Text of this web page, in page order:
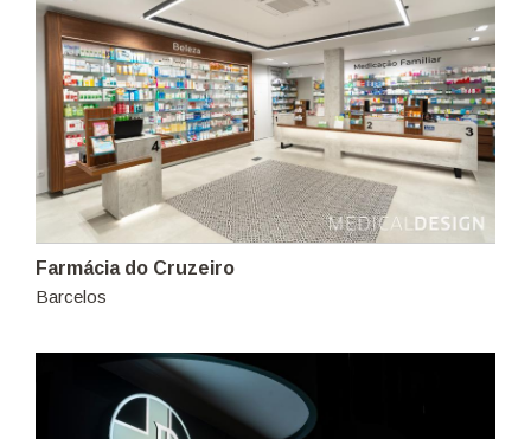
Farmácia do Cruzeiro
Barcelos